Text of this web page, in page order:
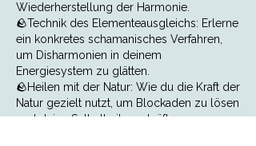
Wiederherstellung der Harmonie.
🪨Technik des Elementeausgleichs: Erlerne
ein konkretes schamanisches Verfahren,
um Disharmonien in deinem
Energiesystem zu glätten.
🪨Heilen mit der Natur: Wie du die Kraft der
Natur gezielt nutzt, um Blockaden zu lösen
und deine Selbstheilungskräfte zu